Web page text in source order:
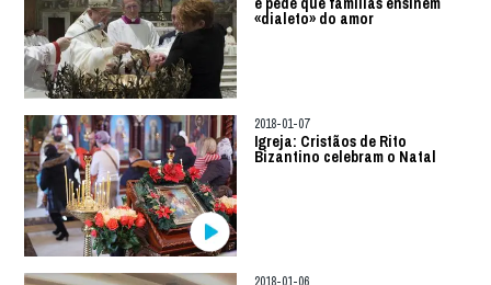
«dialeto» do amor
2018-01-07
Igreja: Cristãos de Rito
Bizantino celebram o Natal